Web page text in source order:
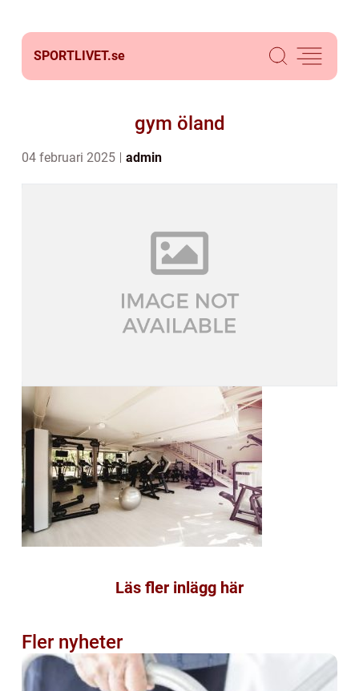
SPORTLIVET.se
gym öland
04 februari 2025 admin
Läs fler inlägg här
Fler nyheter